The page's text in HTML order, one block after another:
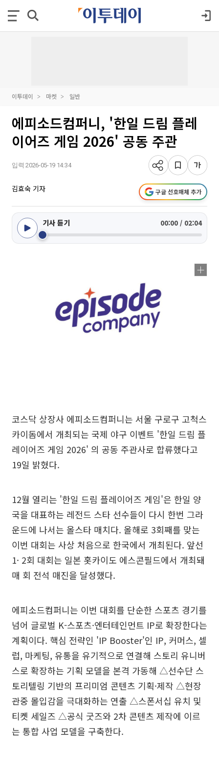
이투데이 마켓 일반
에피소드컴퍼니, '한일 드림 플레
이어즈 게임 2026' 공동 주관
입력 2026-05-19 14:34
김효숙 기자 구글 선호매체 추가
기사 듣기 00:00 / 02:04
코스닥 상장사 에피소드컴퍼니는 서울 구로구 고척스
카이돔에서 개최되는 국제 야구 이벤트 '한일 드림 플
레이어즈 게임 2026' 의 공동 주관사로 합류했다고
19일 밝혔다.
12월 열리는 '한일 드림 플레이어즈 게임'은 한일 양
국을 대표하는 레전드 스타 선수들이 다시 한번 그라
운드에 나서는 올스타 매치다. 올해로 3회째를 맞는
이번 대회는 사상 처음으로 한국에서 개최된다. 앞선
1· 2회 대회는 일본 홋카이도 에스콘필드에서 개최돼
매 회 전석 매진을 달성했다.
에피소드컴퍼니는 이번 대회를 단순한 스포츠 경기를
넘어 글로벌 K-스포츠·엔터테인먼트 IP로 확장한다는
계획이다. 핵심 전략인 'IP Booster'인 IP, 커머스, 셀
럽, 마케팅, 유통을 유기적으로 연결해 스토리 유니버
스로 확장하는 기획 모델을 본격 가동해 △선수단 스
토리텔링 기반의 프리미엄 콘텐츠 기획·제작 △현장
관중 몰입감을 극대화하는 연출 △스폰서십 유치 및
티켓 세일즈 △공식 굿즈와 2차 콘텐츠 제작에 이르
는 통합 사업 모델을 구축한다.